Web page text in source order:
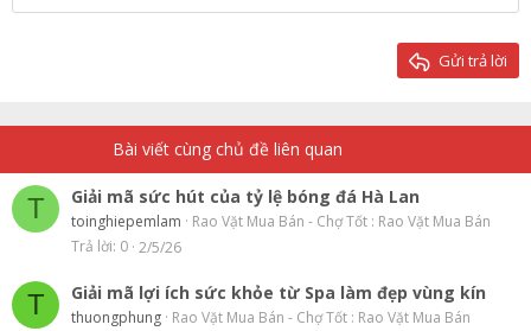
22
Times New Roman
Gửi trả lời
Bài viết cùng chủ đề liên quan
T Giải mã sức hút của tỷ lệ bóng đá Hà Lan
toinghiepemlam
Rao Vặt Mua Bán - Chợ Tốt : Rao Vặt Mua Bán
Trả lời 0 2/5/26
T Giải mã lợi ích sức khỏe từ Spa làm đẹp vùng kín
thuongphung Rao Vặt Mua Bán - Chợ Tốt : Rao Vặt Mua Bán